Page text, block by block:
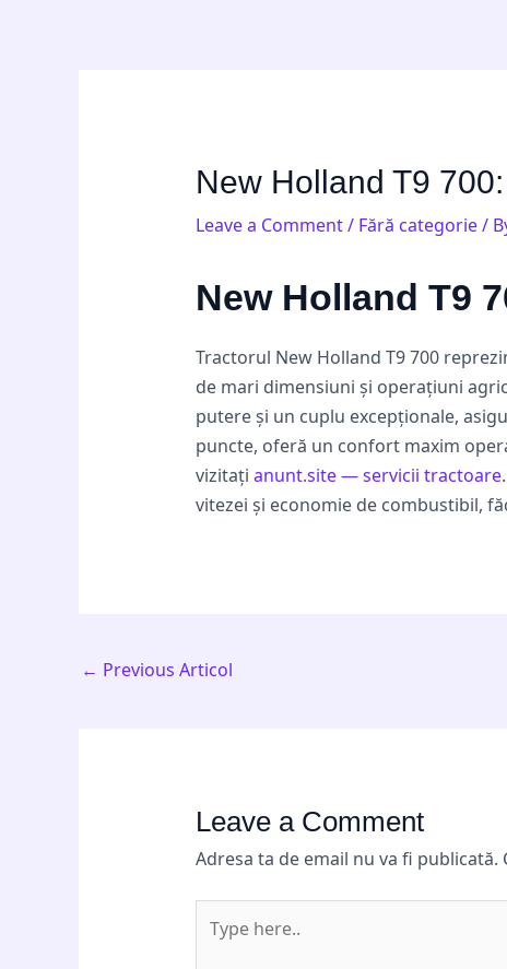
New Holland T9
Leave a Comment/ Fără categorie/
New Holland T9
Tractorul New Holland T9 700
de mari dimensiuni și operațiuni
putere și un cuplu excepționale,
puncte, oferă un confort maxim
vizitați anunt.site — servicii tractoare
vitezei și economie de combustibil,
← Previous Articol
Leave a Comment
Adresa ta de email nu va fi publicată.
here..